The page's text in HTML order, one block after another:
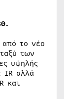
.
από το νέο
των
υψηλής
IR αλλά
και